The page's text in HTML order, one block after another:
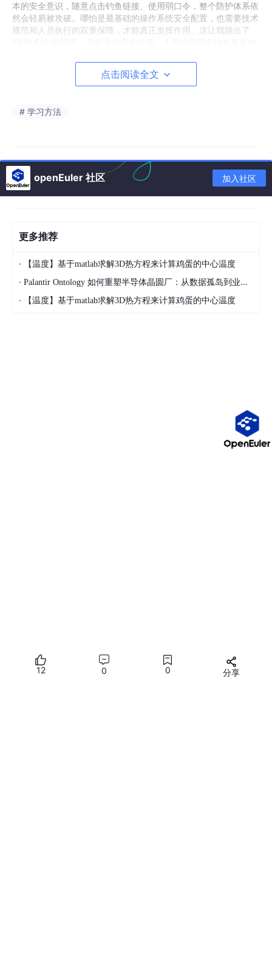
本的安全意识，随意点击钓鱼链接、使用弱口令，整个防护体系依
然会轻易被攻破。哪怕是最基础的操作系统安全配置，也需要技术
规范和人员执行的双重保障，才能真正发挥作用。这让我跳出了
三、锚定后续方向，推动学习成果向实践转化
现阶段的学习只是网络安全领域的入门，后续我将重点围绕三个方
使用、漏洞防护原理等内容，通过手动搭建测试环境、复现基础攻
络活动的过程中，主动应用所学的安全知识规范自身行为，同时向
身边人普及基础安全防护常识。网络安全的防护体系没有绝对的终
点，只有持续保持学习的敏感度，不断更新知识储备，才能应对不
断演化的安全威胁，真正将所学知识转化为实际的防护能力。
点击阅读全文
# 学习方法
openEuler 社区 加入社区
更多推荐
· 【温度】基于matlab求解3D热方程来计算鸡蛋的中心温度
· Palantir Ontology 如何重塑半导体晶圆厂：从数据孤岛到业务操作系统
· 【温度】基于matlab求解3D热方程来计算鸡蛋的中心温度
12 0
0 分享